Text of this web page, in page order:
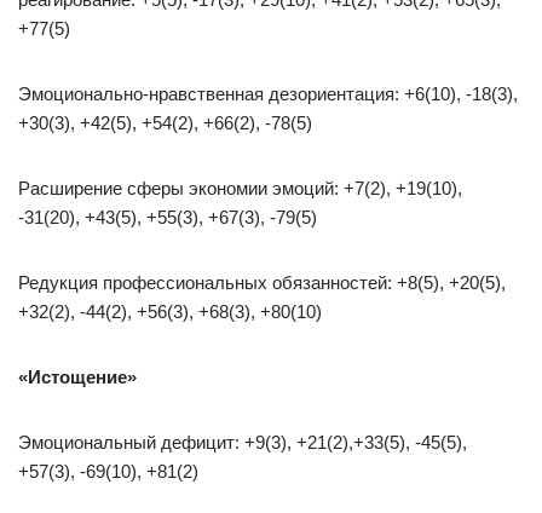
+77(5)
Эмоционально-нравственная дезориентация: +6(10), -18(3),
+30(3), +42(5), +54(2), +66(2), -78(5)
Расширение сферы экономии эмоций: +7(2), +19(10),
-31(20), +43(5), +55(3), +67(3), -79(5)
Редукция профессиональных обязанностей: +8(5), +20(5),
+32(2), -44(2), +56(3), +68(3), +80(10)
«Истощение»
Эмоциональный дефицит: +9(3), +21(2),+33(5), -45(5),
+57(3), -69(10), +81(2)